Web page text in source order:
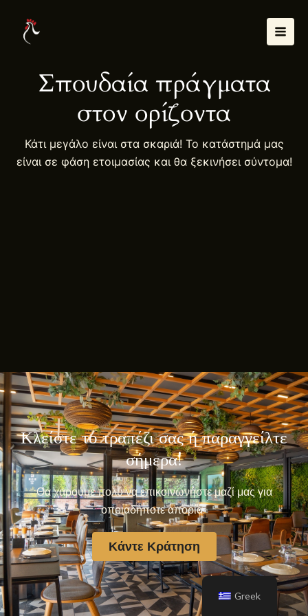
περιεχόμενο
Σπουδαία πράγματα
στον ορίζοντα
Κάτι μεγάλο είναι στα σκαριά! Το κατάστημά μας
είναι σε φάση ετοιμασίας και θα ξεκινήσει σύντομα!
Κλείστε το τραπέζι σας ή παραγγείλτε
σήμερα!
Θα χαρούμε πολύ να επικοινωνήστε μαζί μας για
οποιαδήποτε απορία.
Κάντε Κράτηση
Greek